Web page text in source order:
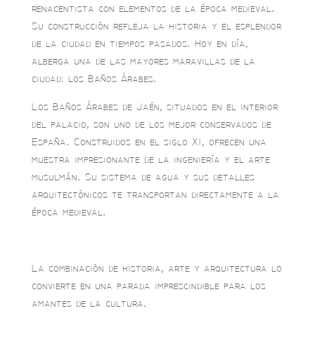
renacentista con elementos de la época medieval.
Su construcción refleja la historia y el esplendor
de la ciudad en tiempos pasados. Hoy en día,
alberga una de las mayores maravillas de la
ciudad: los Baños Árabes.
Los Baños Árabes de Jaén, situados en el interior
del palacio, son uno de los mejor conservados de
España. Construidos en el siglo XI, ofrecen una
muestra impresionante de la ingeniería y el arte
musulmán. Su sistema de agua y sus detalles
arquitectónicos te transportan directamente a la
época medieval.
La combinación de historia, arte y arquitectura lo
convierte en una parada imprescindible para los
amantes de la cultura.